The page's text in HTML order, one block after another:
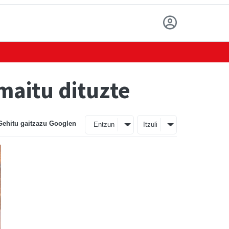
dituzte
gaitzazu Googlen Entzun Itzuli